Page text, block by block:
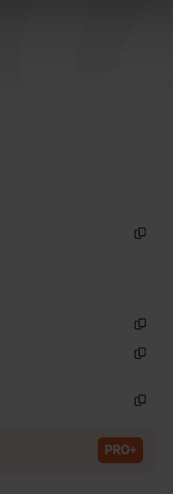
our site with our social
provided to them or that
PRO+